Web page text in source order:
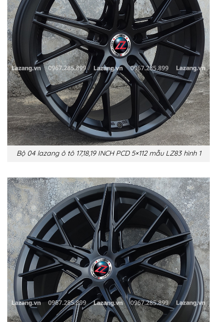
Bộ 04 lazang ô tô 17,18,19 INCH PCD 5×112 mẫu LZ83 hình 1